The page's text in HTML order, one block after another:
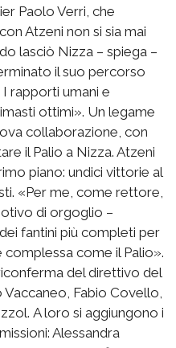
Paolo Verri, che
Atzeni non si sia mai
lasciò Nizza – spiega –
il suo percorso
rapporti umani e
ottimi». Un legame
collaborazione, con
il Palio a Nizza. Atzeni
piano: undici vittorie al
«Per me, come rettore,
di orgoglio –
fantini più completi per
come il Palio».
del direttivo del
Fabio Covello,
A loro si aggiungono i
Alessandra